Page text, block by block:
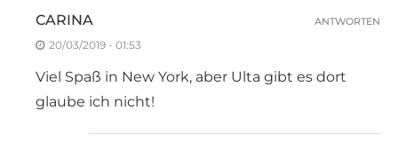
CARINA
20/03/2019 - 01:53
Viel Spaß in New York, aber Ulta gibt es dort
glaube ich nicht!
ANTWORTEN